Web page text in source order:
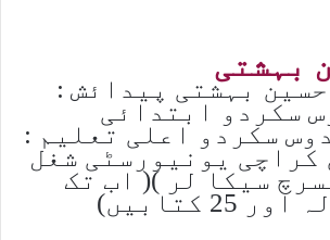
بہشتی
بہشتی پیدائش :
سکردو ابتدائی
سکردو اعلی تعلیم :
کراچی یونیورسٹی شغل
سیکا لر )( اب تک